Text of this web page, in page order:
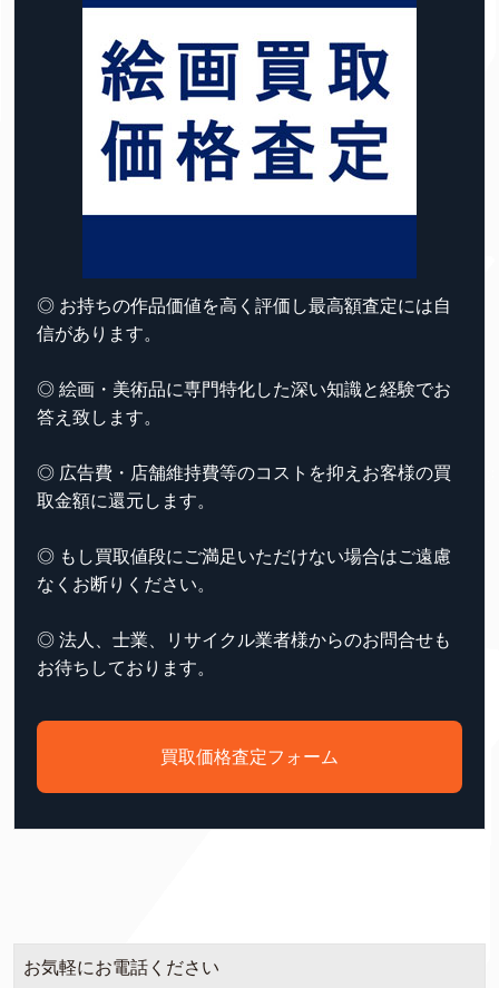
◎ お持ちの作品価値を高く評価し最高額査定には自
信があります。
◎ 絵画・美術品に専門特化した深い知識と経験でお
答え致します。
◎ 広告費・店舗維持費等のコストを抑えお客様の買
取金額に還元します。
◎ もし買取値段にご満足いただけない場合はご遠慮
なくお断りください。
◎ 法人、士業、リサイクル業者様からのお問合せも
お待ちしております。
買取価格査定フォーム
お気軽にお電話ください